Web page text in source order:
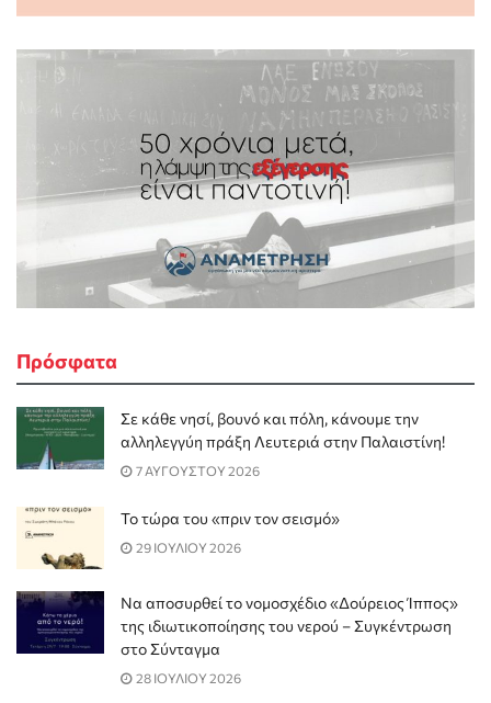
Πρόσφατα
Σε κάθε νησί, βουνό και πόλη, κάνουμε την
αλληλεγγύη πράξη Λευτεριά στην Παλαιστίνη!
7 ΑΥΓΟΥΣΤΟΥ 2026
Το τώρα του «πριν τον σεισμό»
29 ΙΟΥΛΙΟΥ 2026
Να αποσυρθεί το νομοσχέδιο «Δούρειος Ίππος»
της ιδιωτικοποίησης του νερού – Συγκέντρωση
στο Σύνταγμα
28 ΙΟΥΛΙΟΥ 2026